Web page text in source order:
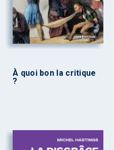
À quoi bon la critique
?